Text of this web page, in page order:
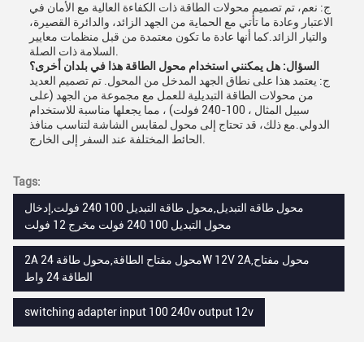
ج: نعم، تم تصميم محولات الطاقة ذات الكفاءة العالية مع الأمان في
الاعتبار وعادة ما تأتي مع الحماية من الجهد الزائد، والدائرة القصيرة،
والتيار الزائد.كما أنها عادة ما تكون معتمدة من قبل منظمات معايير
السؤال: هل يمكنني استخدام محول الطاقة هذا في بلدان أخرى؟
ج: يعتمد هذا على نطاق الجهد المدخل من المحول. تم تصميم العديد
من محولات الطاقة التبديلية للعمل مع مجموعة من الجهد (على
سبيل المثال ، 100-240 فولت) ، مما يجعلها مناسبة للاستخدام
الدولي.مع ذلك، قد تحتاج إلى محول لمقابس الشاشة لتناسب منافذ
Tags:
محول طاقة التبديل,محول طاقة التبديل 100 240 فولت,إدخال
محول التبديل 100 240 فولت مخرج 12 فولت
2A محول مفتاح الطاقة,محول طاقة 24W 12V 2A,محول مفتاح
الطاقة 24 واط
switching adapter input 100 240v output 12v